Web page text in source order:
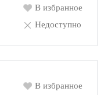
В избранное
Недоступно
В избранное